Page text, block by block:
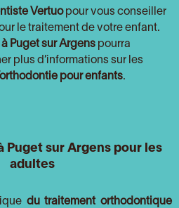
Vertuopour vous conseiller
le traitement de votre enfant.
Puget sur Argens pourra
plus d’informations sur les
pour enfants.
Puget sur Argens pour les
adultes
du traitement orthodontique